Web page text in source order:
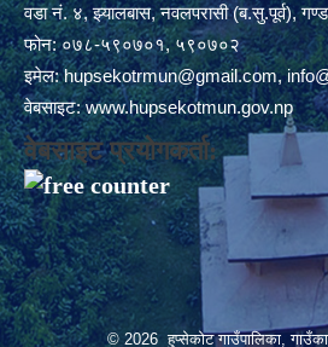
वडा नं. ४, झ्यालबास, नवलपरासी (ब.सु.पूर्व),
फोन: ०७८-५९०७०१, ५९०७०२
इमेल:hupsekotrmun@gmail.com,
वेबसाइट:www.hupsekotmun.gov.np
वेबसाइट प्रयोगकर्ता:
© 2026 हुप्सेकोट गाउँपालिका,